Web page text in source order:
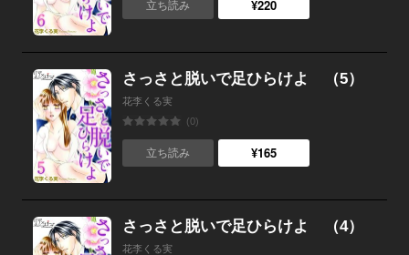
立ち読み ¥220
さっさと脱いで足ひらけよ （5）
花李くる実
(0)
立ち読み ¥165
さっさと脱いで足ひらけよ （4）
花李くる実